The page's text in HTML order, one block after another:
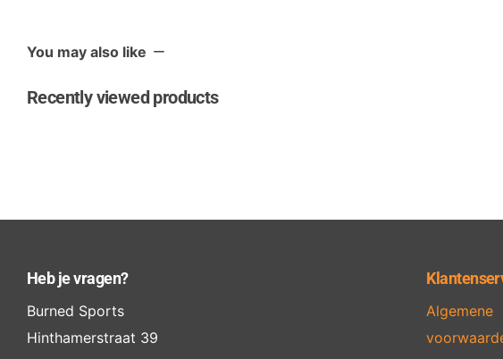
You may also like
Recently viewed products
Heb je vragen?
Burned Sports
Hinthamerstraat 39
Algemene